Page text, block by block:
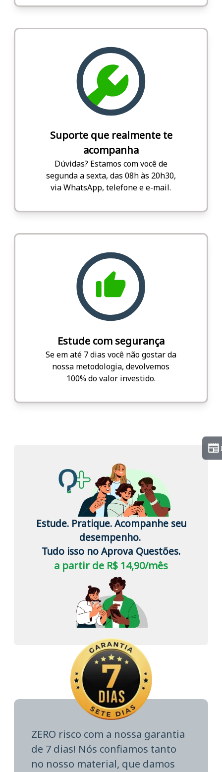
Suporte que realmente te
acompanha
Dúvidas? Estamos com você de
segunda a sexta, das 08h às 20h30,
via WhatsApp, telefone e e-mail.
Estude com segurança
Se em até 7 dias você não gostar da
nossa metodologia, devolvemos
100% do valor investido.
Estude. Pratique. Acompanhe seu
desempenho.
Tudo isso no Aprova Questões.
a partir de R$ 14,90/mês
ZERO risco com a nossa garantia
de 7 dias! Nós confiamos tanto
no nosso material, que damos